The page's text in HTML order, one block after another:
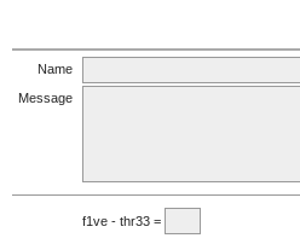
Name
Message
f1ve - thr33 =